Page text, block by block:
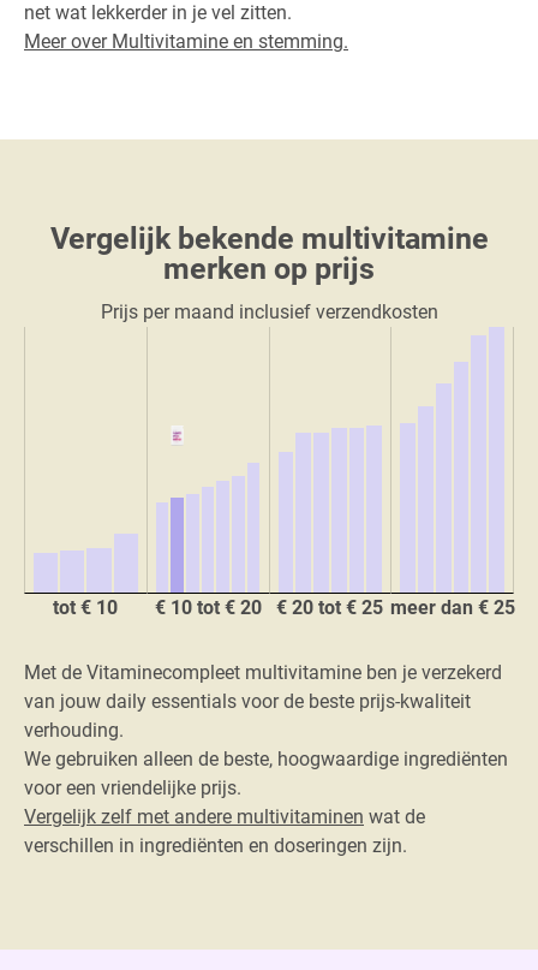
net wat lekkerder in je vel zitten.
Meer over Multivitamine en stemming.
Vergelijk bekende multivitamine
merken op prijs
Prijs per maand inclusief verzendkosten
tot € 10 € 10 tot € 20 € 20 tot € 25 meer dan € 25
Met de Vitaminecompleet multivitamine ben je verzekerd
van jouw daily essentials voor de beste prijs-kwaliteit
verhouding.
We gebruiken alleen de beste, hoogwaardige ingrediënten
voor een vriendelijke prijs.
Vergelijk zelf met andere multivitaminen wat de
verschillen in ingrediënten en doseringen zijn.